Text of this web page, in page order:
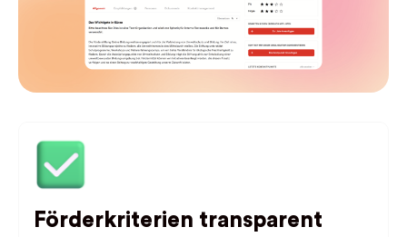
Förderkriterien transparent